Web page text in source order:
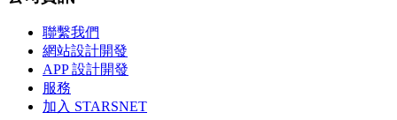
聯繫我們
網站設計開發
APP 設計開發
服務
加入 STARSNET